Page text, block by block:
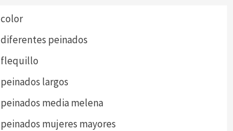
color
diferentes peinados
flequillo
peinados largos
peinados media melena
peinados mujeres mayores